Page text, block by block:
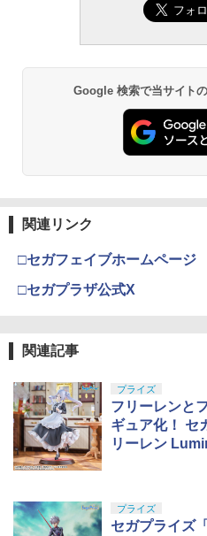
Google 検索で当サイト
関連リンク
□セガフェイブホームページ
□セガプラザ公式X
関連記事
プライズ
フリーレンと
ギュア化！ セ
リーレン
プライズ
セガプライズ